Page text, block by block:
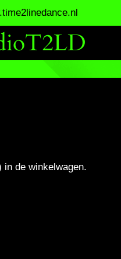
de winkelwagen.